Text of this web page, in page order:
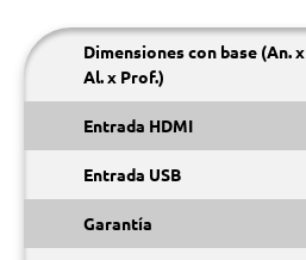
Dimensiones con base (An. x
Al. x Prof.)
Entrada HDMI
Entrada USB
Garantía